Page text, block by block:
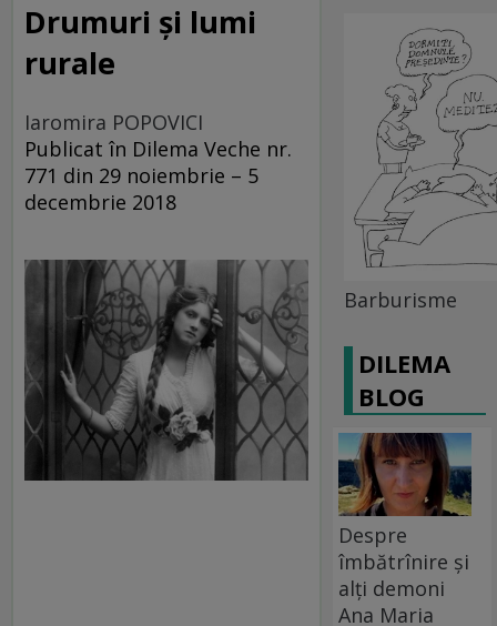
Drumuri și lumi
rurale
Iaromira POPOVICI
Publicat în Dilema Veche nr.
771 din 29 noiembrie – 5
decembrie 2018
Barburisme
DILEMA
BLOG
Despre
îmbătrînire și
alți demoni
Ana Maria